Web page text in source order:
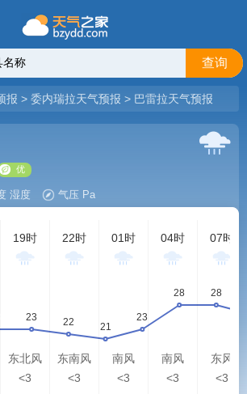
查询
报 > 委内瑞拉天气预报 > 巴雷拉天气预报
湿度 气压 Pa
19时
东北风
<3
22时
东南风
<3
01时
南风
<3
04时
南风
<3
07时
东风
<3